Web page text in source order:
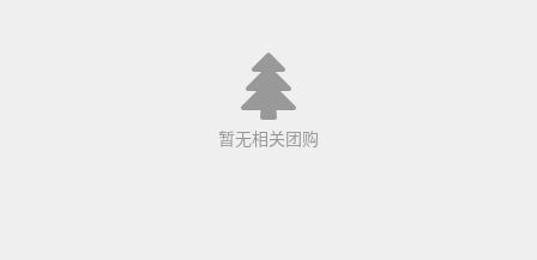
暂无相关团购